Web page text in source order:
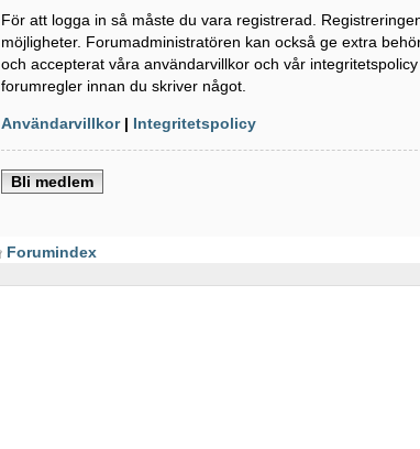
För att logga in så måste du vara registrerad.
möjligheter. Forumadministratören kan också ge extra
och accepterat våra användarvillkor och vår
forumregler innan du skriver något.
Användarvillkor| Integritetspolicy
Bli medlem
Forumindex